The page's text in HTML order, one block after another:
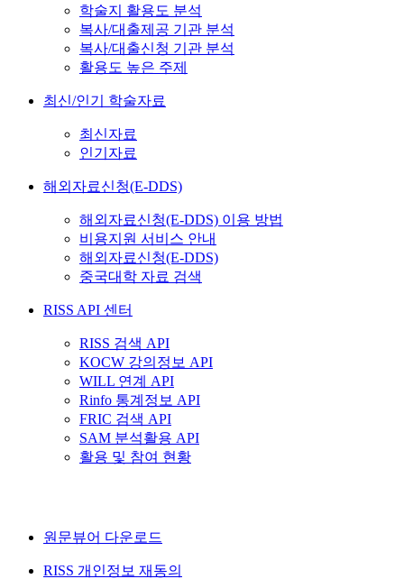
학술지 활용도 분석
복사/대출제공 기관 분석
복사/대출신청 기관 분석
활용도 높은 주제
최신/인기 학술자료
최신자료
인기자료
해외자료신청(E-DDS)
해외자료신청(E-DDS) 이용 방법
비용지원 서비스 안내
해외자료신청(E-DDS)
중국대학 자료 검색
RISS API 센터
RISS 검색 API
KOCW 강의정보 API
WILL 연계 API
Rinfo 통계정보 API
FRIC 검색 API
SAM 분석활용 API
활용 및 참여 현황
원문뷰어 다운로드
RISS 개인정보 재동의